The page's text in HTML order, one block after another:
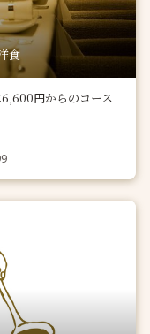
食
円からのコース